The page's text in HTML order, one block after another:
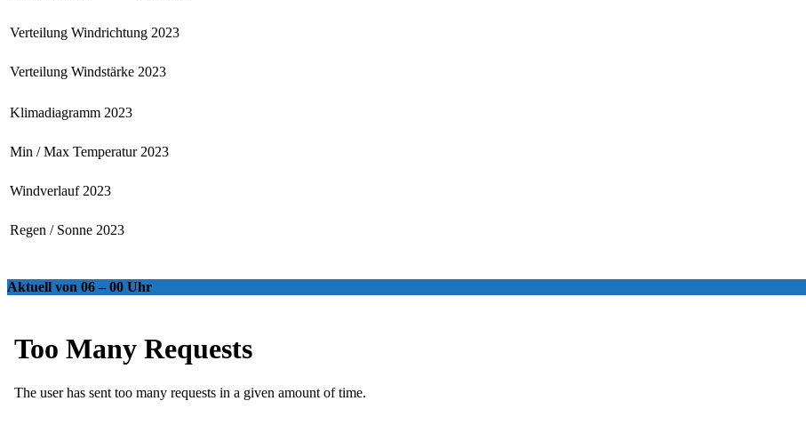
Verteilung Windrichtung 2023
Verteilung Windstärke 2023
Klimadiagramm 2023
Min / Max Temperatur 2023
Windverlauf 2023
Regen / Sonne 2023
Aktuell von 06 – 00 Uhr